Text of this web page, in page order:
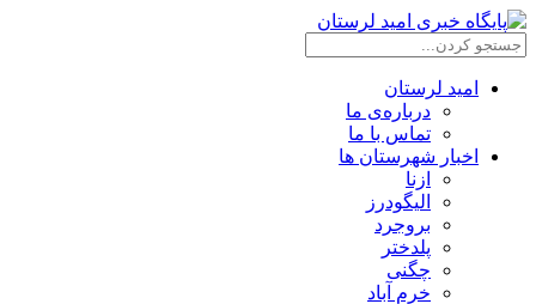
امید لرستان
درباره‌ی ما
تماس با ما
اخبار شهرستان ها
ازنا
الیگودرز
بروجرد
پلدختر
چگنی
خرم آباد